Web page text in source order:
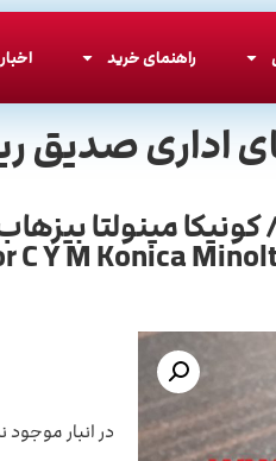
راهنمای خرید اخبار
اداری صدیق
C Y M Konica
در انبار